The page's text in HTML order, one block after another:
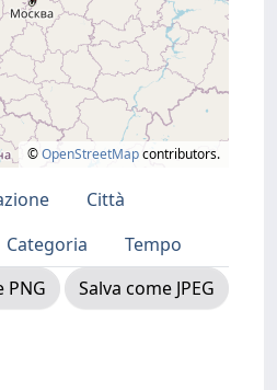
©OpenStreetMapcontributors.
Città
Categoria
Tempo
PNG
Salva come JPEG